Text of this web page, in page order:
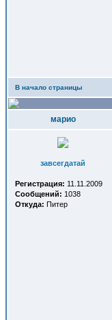
В начало страницы
марио
завсегдатай
Регистрация: 11.11.2009
Сообщений: 1038
Откуда: Питер